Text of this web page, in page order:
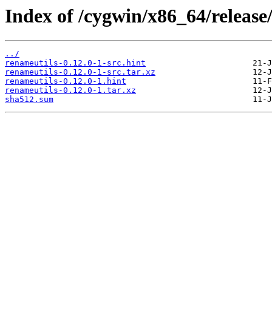
Index of /cygwin/x86_64/
../
renameutils-0.12.0-1-src.hint
renameutils-0.12.0-1-src.tar.xz
renameutils-0.12.0-1.hint
renameutils-0.12.0-1.tar.xz
sha512.sum